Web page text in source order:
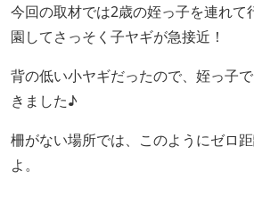
今回の取材では2歳の姪っ子を連れて
園してさっそく子ヤギが急接近！
背の低い小ヤギだったので、姪っ子
きました♪
柵がない場所では、このようにゼロ
よ。